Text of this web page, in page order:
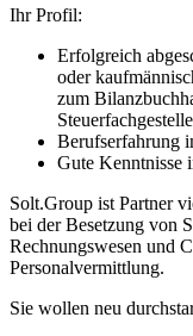
Ihr Profil:
Erfolgreich
oder
zum
Berufserfahrung
Gute Kenntnisse
Solt.Group ist Partner
bei der Besetzung von
Rechnungswesen und
Personalvermittlung.
Sie wollen neu